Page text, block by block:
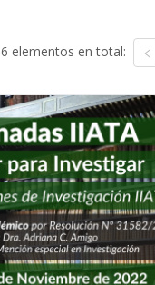
6 elementos en total: